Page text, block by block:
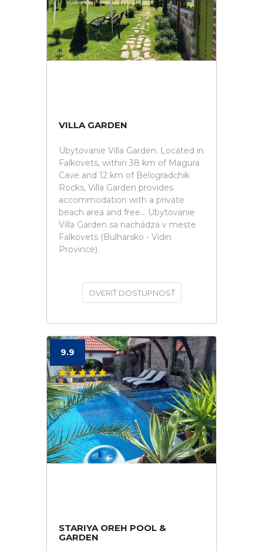
VILLA GARDEN
Ubytovanie Villa Garden. Located in
Falkovets, within 38 km of Magura
Cave and 12 km of Belogradchik
Rocks, Villa Garden provides
accommodation with a private
beach area and free... Ubytovanie
Villa Garden sa nachádza v meste
Falkovets (Bulharsko - Vidin
Province).
OVERIŤ DOSTUPNOSŤ
9.9
STARIYA OREH POOL &
GARDEN